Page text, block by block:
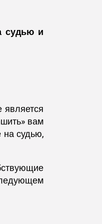
судью и
вам
на судью,